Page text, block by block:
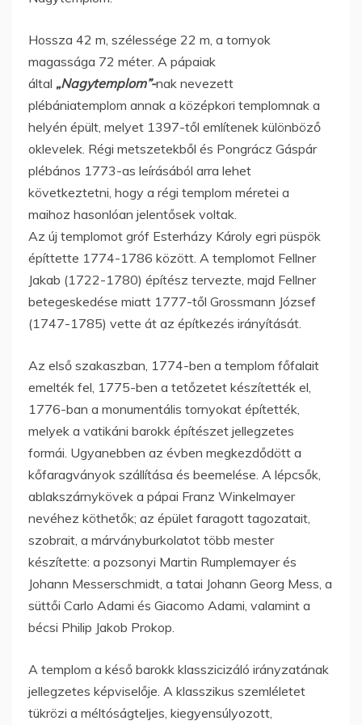
Hossza 42 m, szélessége 22 m, a tornyok
magassága 72 méter. A pápaiak
által „Nagytemplom”-nak nevezett
plébániatemplom annak a középkori templomnak a
helyén épült, melyet 1397-től említenek különböző
oklevelek. Régi metszetekből és Pongrácz Gáspár
plébános 1773-as leírásából arra lehet
következtetni, hogy a régi templom méretei a
maihoz hasonlóan jelentősek voltak.
Az új templomot gróf Esterházy Károly egri püspök
építtette 1774-1786 között. A templomot Fellner
Jakab (1722-1780) építész tervezte, majd Fellner
betegeskedése miatt 1777-től Grossmann József
(1747-1785) vette át az építkezés irányítását.
Az első szakaszban, 1774-ben a templom főfalait
emelték fel, 1775-ben a tetőzetet készítették el,
1776-ban a monumentális tornyokat építették,
melyek a vatikáni barokk építészet jellegzetes
formái. Ugyanebben az évben megkezdődött a
kőfaragványok szállítása és beemelése. A lépcsők,
ablakszárnykövek a pápai Franz Winkelmayer
nevéhez köthetők; az épület faragott tagozatait,
szobrait, a márványburkolatot több mester
készítette: a pozsonyi Martin Rumplemayer és
Johann Messerschmidt, a tatai Johann Georg Mess, a
süttői Carlo Adami és Giacomo Adami, valamint a
bécsi Philip Jakob Prokop.
A templom a késő barokk klasszicizáló irányzatának
jellegzetes képviselője. A klasszikus szemléletet
tükrözi a méltóságteljes, kiegyensúlyozott,